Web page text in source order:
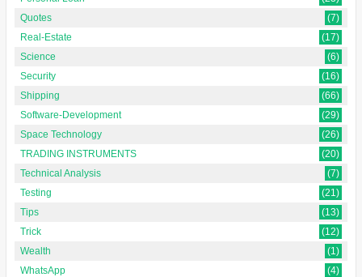
Quotes
(7)
Real-Estate
(17)
Science
(6)
Security
(16)
Shipping
(66)
Software-Development
(29)
Space Technology
(26)
TRADING INSTRUMENTS
(20)
Technical Analysis
(7)
Testing
(21)
Tips
(13)
Trick
(12)
Wealth
(1)
WhatsApp
(4)